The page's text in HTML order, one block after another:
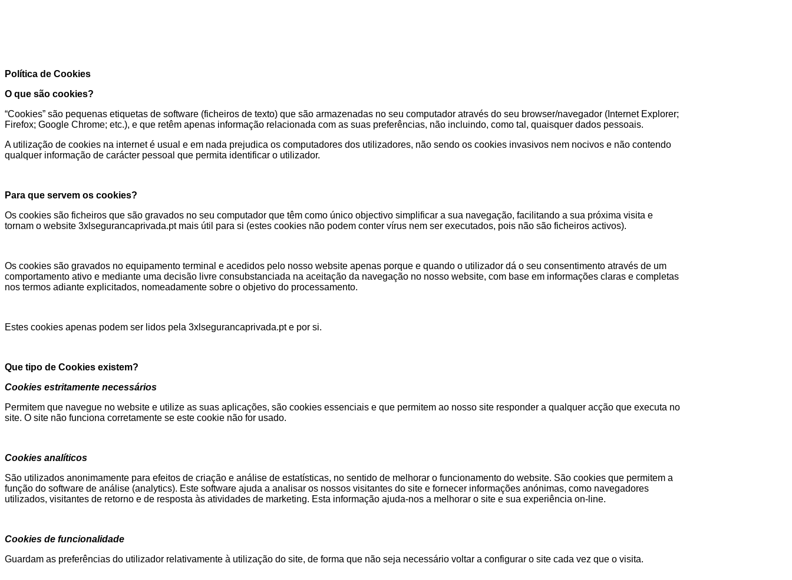
Política de Cookies
O que são cookies?
“Cookies” são pequenas etiquetas de software (ficheiros de texto) que são armazenadas no seu computador através do seu browser/navegador (Internet Explorer;
Firefox; Google Chrome; etc.), e que retêm apenas informação relacionada com as suas preferências, não incluindo, como tal, quaisquer dados pessoais.
A utilização de cookies na internet é usual e em nada prejudica os computadores dos utilizadores, não sendo os cookies invasivos nem nocivos e não contendo
qualquer informação de carácter pessoal que permita identificar o utilizador.
Para que servem os cookies?
Os cookies são ficheiros que são gravados no seu computador que têm como único objectivo simplificar a sua navegação, facilitando a sua próxima visita e
tornam o website 3xlsegurancaprivada.pt mais útil para si (estes cookies não podem conter vírus nem ser executados, pois não são ficheiros activos).
Os cookies são gravados no equipamento terminal e acedidos pelo nosso website apenas porque e quando o utilizador dá o seu consentimento através de um
comportamento ativo e mediante uma decisão livre consubstanciada na aceitação da navegação no nosso website, com base em informações claras e completas
nos termos adiante explicitados, nomeadamente sobre o objetivo do processamento.
Estes cookies apenas podem ser lidos pela 3xlsegurancaprivada.pt e por si.
Que tipo de Cookies existem?
Cookies estritamente necessários
Permitem que navegue no website e utilize as suas aplicações, são cookies essenciais e que permitem ao nosso site responder a qualquer acção que executa no
site. O site não funciona corretamente se este cookie não for usado.
Cookies analíticos
São utilizados anonimamente para efeitos de criação e análise de estatísticas, no sentido de melhorar o funcionamento do website. São cookies que permitem a
função do software de análise (analytics). Este software ajuda a analisar os nossos visitantes do site e fornecer informações anónimas, como navegadores
utilizados, visitantes de retorno e de resposta às atividades de marketing. Esta informação ajuda-nos a melhorar o site e sua experiência on-line.
Cookies de funcionalidade
Guardam as preferências do utilizador relativamente à utilização do site, de forma que não seja necessário voltar a configurar o site cada vez que o visita.